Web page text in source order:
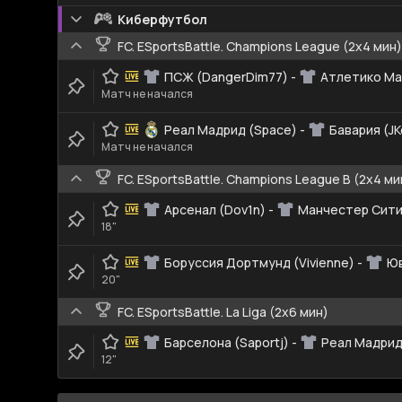
Киберфутбол
FC. ESportsBattle. Champions League (2x4 мин)
ПСЖ (DangerDim77) - Атлетико
Матч не начался
Реал Мадрид (Space) - Бавария
Матч не начался
FC. ESportsBattle. Champions League B (2x4
Арсенал (Dov1n) - Манчестер
18"
Боруссия Дортмунд (Vivienne) -
20"
FC. ESportsBattle. La Liga (2x6 мин)
Барселона (Saportj) - Реал
12"